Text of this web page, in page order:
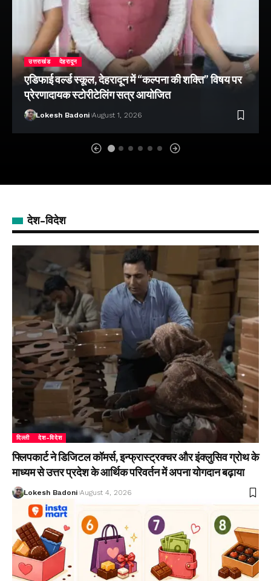
उत्तराखंड देहरादून
एडिफाई वर्ल्ड स्कूल, देहरादून में “कल्पना की शक्ति” विषय पर
प्रेरणादायक स्टोरीटेलिंग सत्र आयोजित
Lokesh Badoni August 1, 2026
देश-विदेश
दिल्ली देश-विदेश
फ्लिपकार्ट ने डिजिटल कॉमर्स, इन्फ्रास्ट्रक्चर और इंक्लुसिव ग्रोथ के
माध्यम से उत्तर प्रदेश के आर्थिक परिवर्तन में अपना योगदान बढ़ाया
Lokesh Badoni August 4, 2026